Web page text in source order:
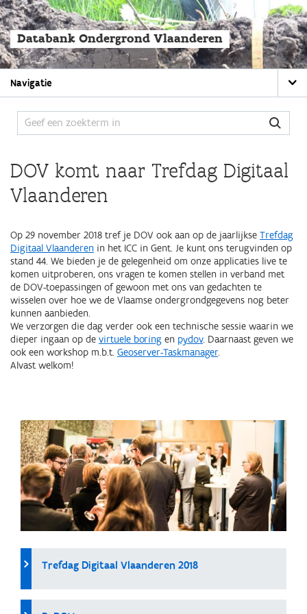
Overslaan
en
naar
de
algemene
inhoud
Databank Ondergrond Vlaanderen
Main
navigation
Navigatie
DOV komt naar Trefdag Digitaal
Vlaanderen
Op 29 november 2018 tref je DOV ook aan op de jaarlijkse Trefdag
Digitaal Vlaanderen in het ICC in Gent. Je kunt ons terugvinden op
stand 44. We bieden je de gelegenheid om onze applicaties live te
komen uitproberen, ons vragen te komen stellen in verband met
de DOV-toepassingen of gewoon met ons van gedachten te
wisselen over hoe we de Vlaamse ondergrondgegevens nog beter
kunnen aanbieden.
We verzorgen die dag verder ook een technische sessie waarin we
dieper ingaan op de virtuele boring en pydov. Daarnaast geven we
ook een workshop m.b.t. Geoserver-Taskmanager.
Alvast welkom!
Trefdag Digitaal Vlaanderen 2018